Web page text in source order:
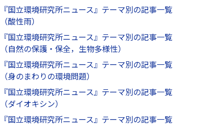
『国立環境研究所ニュース』テーマ別の記事一覧
（酸性雨）
『国立環境研究所ニュース』テーマ別の記事一覧
（自然の保護・保全，生物多様性）
『国立環境研究所ニュース』テーマ別の記事一覧
（身のまわりの環境問題）
『国立環境研究所ニュース』テーマ別の記事一覧
（ダイオキシン）
『国立環境研究所ニュース』テーマ別の記事一覧